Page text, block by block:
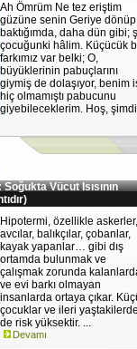
Ah Ömrüm Ne tez eriştim
güzüne senin Geriye dönüp
baktığımda, daha dün gibi;
çocuğunki hâlim. Küçücük
farkımız var belki; O,
büyüklerinin pabuçlarını
giymiş de dolaşıyor, benim
hiç olmamıştı pabucunu
giyebileceklerim. Hoş, şimdi
Vücut Isısının
Hipotermi, özellikle
avcılar, balıkçılar, çobanlar,
kayak yapanlar… gibi dış
ortamda bulunmak ve
çalışmak zorunda
ve evi barkı olmayan
insanlarda ortaya çıkar.
çocuklar ve ileri
de risk yüksektir. ...
Devamı